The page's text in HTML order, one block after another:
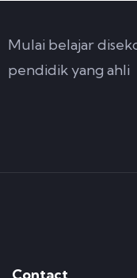
Mulai belajar
pendidik yang ahli